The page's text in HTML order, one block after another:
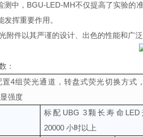
测中，BGU-LED-MH不仅提高了实验的
挥重要作用。
附件以其严谨的设计、出色的性能和广
：
置4组荧光通道，转盘式荧光切换方式
强度
标配UBG 3颗长寿命
20000 小时以上